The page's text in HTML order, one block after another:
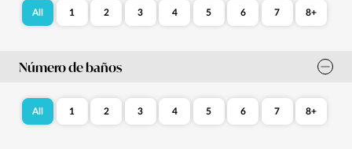
All 1 2 3 4 5 6 7 8+
Número de baños
All 1 2 3 4 5 6 7 8+